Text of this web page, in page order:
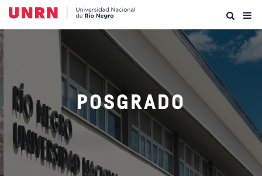
POSGRADO